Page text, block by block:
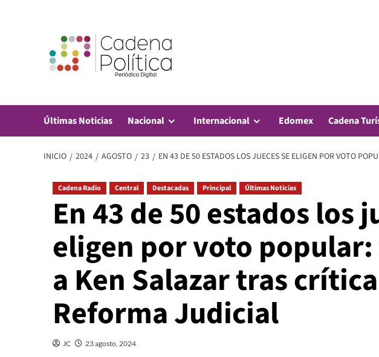
Últimas Noticias Nacional Internacional Edomex Cadena
INICIO 2024 AGOSTO 23 EN 43 DE 50 ESTADOS LOS JUECES SE ELIGEN POR VOTO
Cadena Radio Central Destacadas Principal Últimas Noticias
En 43 de 50 estados los
eligen por voto
a Ken Salazar tras
Reforma Judicial
JC 23 agosto, 2024